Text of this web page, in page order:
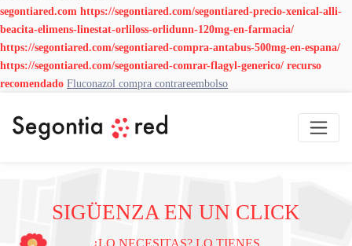
segontiared.com https://segontiared.com/segontiared-precio-xenical-alli-
beacita-elimens-linestat-orliloss-orlidunn-120mg-en-farmacia/
https://segontiared.com/segontiared-compra-antabus-500mg-en-espana/
https://segontiared.com/segontiared-comrar-flagyl-generico/ recurso
recomendado Fluconazol compra contrareembolso
SIGÜENZA EN UN CLICK